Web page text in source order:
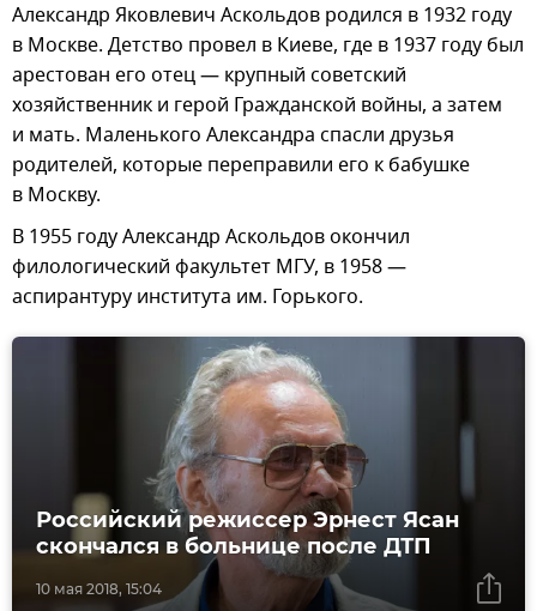
Александр Яковлевич Аскольдов родился в 1932 году
в Москве. Детство провел в Киеве, где в 1937 году был
арестован его отец — крупный советский
хозяйственник и герой Гражданской войны, а затем
и мать. Маленького Александра спасли друзья
родителей, которые переправили его к бабушке
в Москву.
В 1955 году Александр Аскольдов окончил
филологический факультет МГУ, в 1958 —
аспирантуру института им. Горького.
10 мая 2018, 15:04
Российский режиссер Эрнест Ясан
скончался в больнице после ДТП